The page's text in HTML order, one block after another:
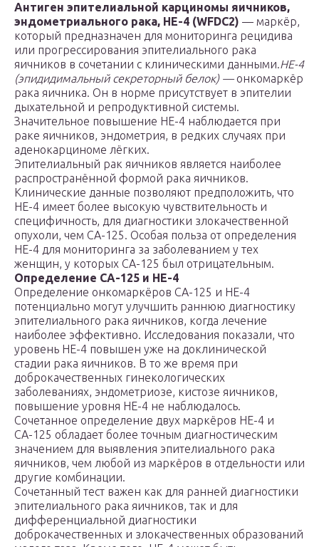
Антиген эпителиальной карциномы яичников,
эндометриального рака, HE-4 (WFDC2) — маркёр,
который предназначен для мониторинга рецидива
или прогрессирования эпителиального рака
яичников в сочетании с клиническими данными.HE-4
(эпидидимальный секреторный белок) —онкомаркёр
рака яичника. Он в норме присутствует в эпителии
дыхательной и репродуктивной системы.
Значительное повышение HE-4 наблюдается при
раке яичников, эндометрия, в редких случаях при
аденокарциноме лёгких.
Эпителиальный рак яичников является наиболее
распространённой формой рака яичников.
Клинические данные позволяют предположить, что
HE-4 имеет более высокую чувствительность и
специфичность, для диагностики злокачественной
опухоли, чем CA-125. Особая польза от определения
HE-4 для мониторинга за заболеванием у тех
женщин, у которых CA-125 был отрицательным.
Определение CA-125 и HE-4
Определение онкомаркёров CA-125 и HE-4
потенциально могут улучшить раннюю диагностику
эпителиального рака яичников, когда лечение
наиболее эффективно. Исследования показали, что
уровень НЕ-4 повышен уже на доклинической
стадии рака яичников. В то же время при
доброкачественных гинекологических
заболеваниях, эндометриозе, кистозе яичников,
повышение уровня НЕ-4 не наблюдалось.
Сочетанное определение двух маркёров НЕ-4 и
СА-125 обладает более точным диагностическим
значением для выявления эпителиального рака
яичников, чем любой из маркёров в отдельности или
другие комбинации.
Сочетанный тест важен как для ранней диагностики
эпителиального рака яичников, так и для
дифференциальной диагностики
доброкачественных и злокачественных образований